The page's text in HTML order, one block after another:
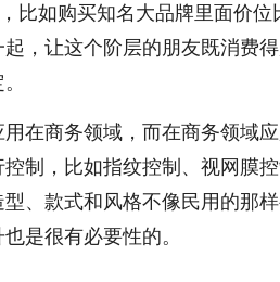
比如购买知名大品牌里面价
，让这个阶层的朋友既消费
在商务领域，而在商务领域
制，比如指纹控制、视网膜
、款式和风格不像民用的那
是很有必要性的。